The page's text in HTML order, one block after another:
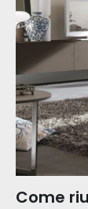
Come